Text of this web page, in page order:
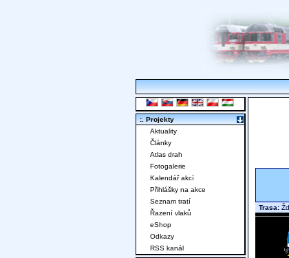
Trasa:
:. Projekty
Aktuality
Články
Atlas drah
Fotogalerie
Kalendář akcí
Přihlášky na akce
Seznam tratí
Řazení vlaků
eShop
Odkazy
RSS kanál